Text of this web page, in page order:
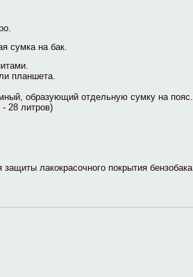
сумка на бак.
планшета.
образующий отдельную сумку на пояс.
- 28 литров)
лакокрасочного покрытия бензобака